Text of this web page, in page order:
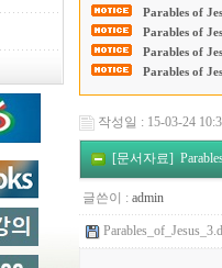
Parables of
Parables of
Parables of
Parables of
작성일 : 15-03-24
[문서자료]
글쓴이 : admin